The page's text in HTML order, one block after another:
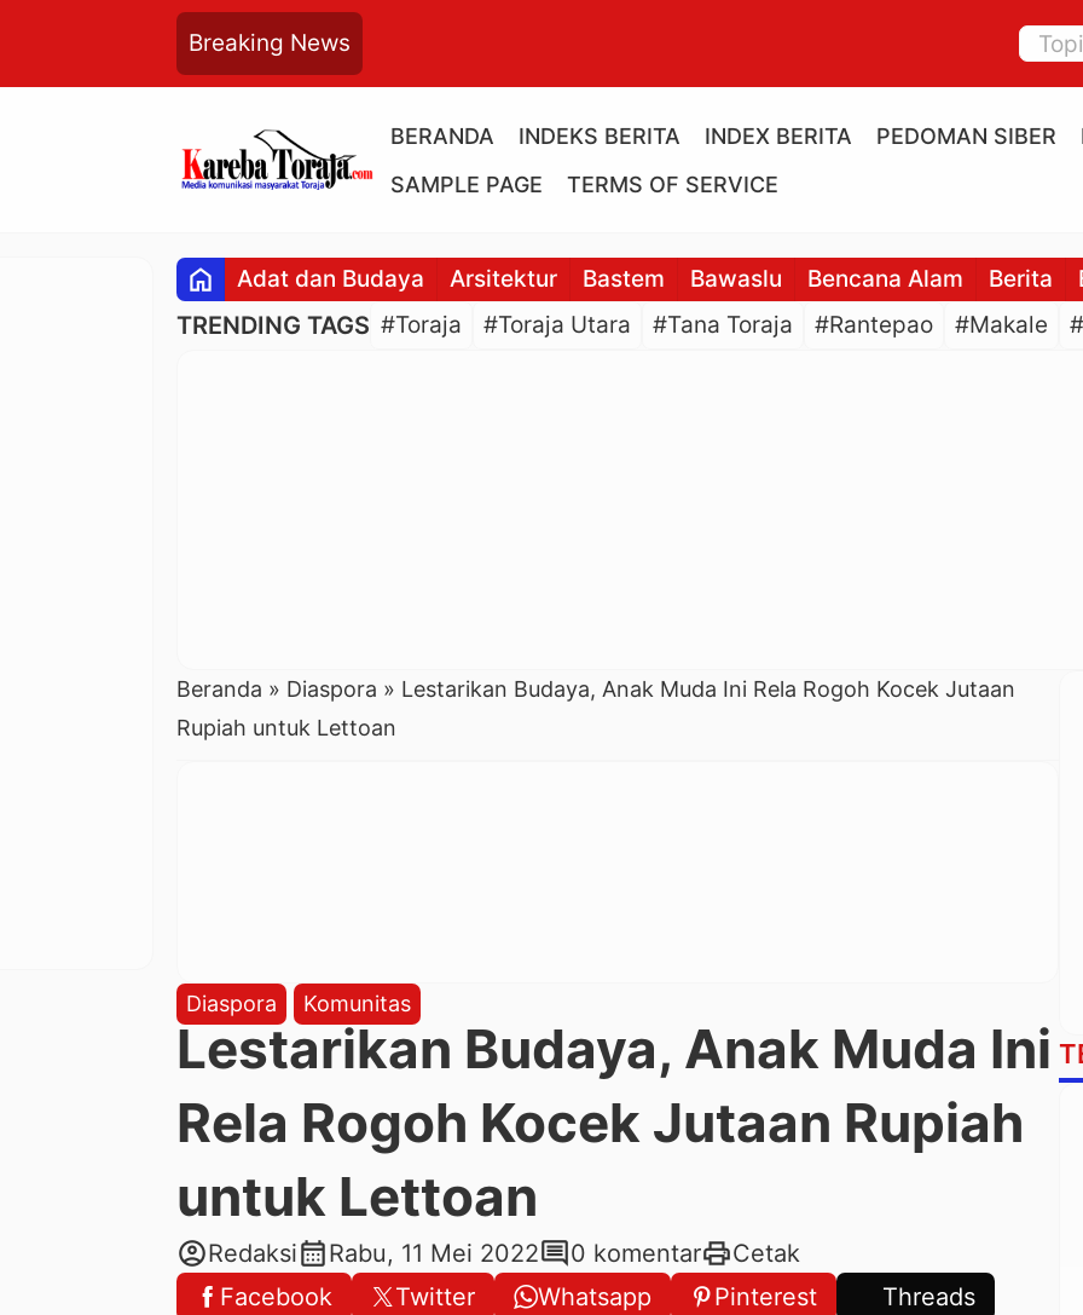
Breaking News
BERANDA INDEKS BERITA INDEX BERITA PEDOMAN SIBER
SAMPLE PAGE
TERMS OF SERVICE
home Adat dan Budaya Arsitektur Bastem Bawaslu Bencana Alam Berita
TRENDING TAGS #Toraja #Toraja Utara #Tana Toraja #Rantepao #Makale
Beranda » Diaspora » Lestarikan Budaya, Anak Muda Ini Rela Rogoh Kocek Jutaan
Rupiah untuk Lettoan
Diaspora Komunitas
Lestarikan Budaya, Anak Muda Ini
Rela Rogoh Kocek Jutaan Rupiah
untuk Lettoan
account_circleRedaksicalendar_monthRabu, 11 Mei 2022comment0 komentarprintCetak
Facebook
Twitter Whatsapp Pinterest Threads